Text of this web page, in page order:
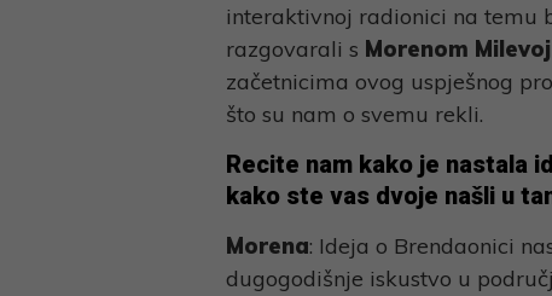
interaktivnoj radionici na temu
razgovarali s Morenom Milevoj
začetnicima ovog uspješnog
što su nam o svemu rekli.
Recite nam kako je nastala
kako ste vas dvoje našli u
Morena: Ideja o Brendaonici
dugogodišnje iskustvo u